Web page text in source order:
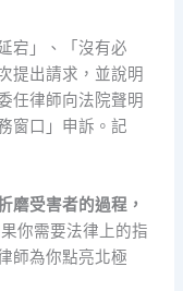
宕」、「沒有必
提出請求，並說明
任律師向法院聲明
窗口」申訴。記
磨受害者的過程，
你需要法律上的指
師為你點亮北極